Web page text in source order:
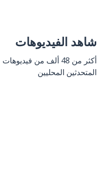
شاهد الفيديوهات
أكثر من 48 ألف من فيديوهات
المتحدثين المحليين